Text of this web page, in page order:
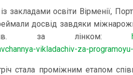
закладами освіти Вірменії,
досвід завдяки
за лінком:
vikladachiv-za-
стала проміжним етапом